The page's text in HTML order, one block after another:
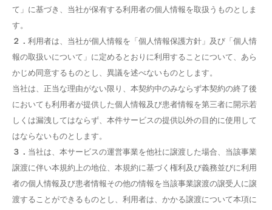
て」に基づき、当社が保有する利用者の個人情報を取扱うものとしま
す。
２． 利用者は、当社が個人情報を「個人情報保護方針」及び「個人情
報の取扱いについて」に定めるとおりに利用することについて、あら
かじめ同意するものとし、異議を述べないものとします。
当社は、正当な理由がない限り、本契約中のみならず本契約の終了後
においても利用者が提供した個人情報及び患者情報を第三者に開示若
しくは漏洩してはならず、本件サービスの提供以外の目的に使用して
はならないものとします。
３． 当社は、本サービスの運営事業を他社に譲渡した場合、当該事業
譲渡に伴い本規約上の地位、本規約に基づく権利及び義務並びに利用
者の個人情報及び患者情報その他の情報を当該事業譲渡の譲受人に譲
渡することができるものとし、利用者は、かかる譲渡について本項に